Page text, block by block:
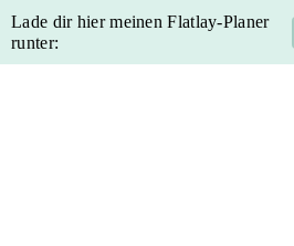
Skip
Skip
Skip
Skip
Lade dir hier meinen Flatlay-Planer
runter: